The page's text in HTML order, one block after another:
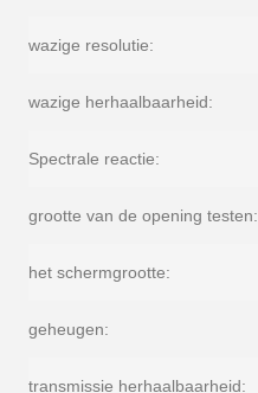
wazige resolutie:
wazige herhaalbaarheid:
Spectrale reactie:
grootte van de opening testen:
het schermgrootte:
geheugen:
transmissie herhaalbaarheid: